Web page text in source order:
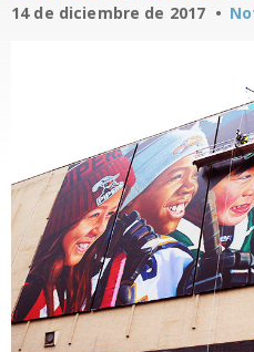
14 de diciembre de 2017